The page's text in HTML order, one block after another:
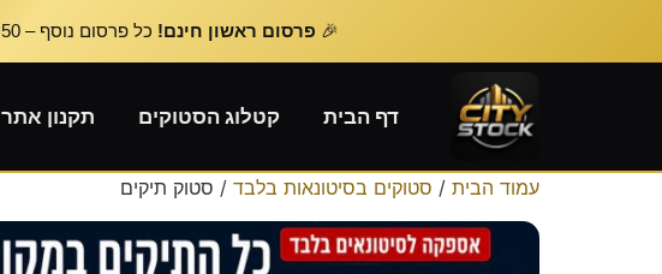
🎉 פרסום ראשון חינם! כל פרסום נוסף – ₪50 · 📲 הצטרפו לקבוצת הסוחרים והיבואנים הסגורה
דף הבית קטלוג הסטוקים תקנון אתר
עמוד הבית / סטוקים בסיטונאות בלבד / סטוק תיקים